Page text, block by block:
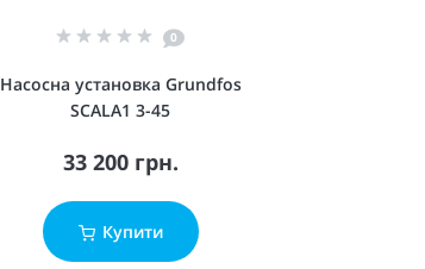
0
Насосна установка Grundfos
SCALA1 3-45
33 200 грн.
Купити